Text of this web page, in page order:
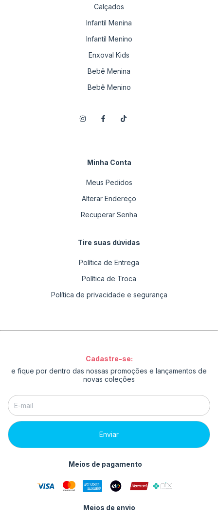
Calçados
Infantil Menina
Infantil Menino
Enxoval Kids
Bebê Menina
Bebê Menino
Minha Conta
Meus Pedidos
Alterar Endereço
Recuperar Senha
Tire suas dúvidas
Política de Entrega
Política de Troca
Política de privacidade e segurança
Cadastre-se:
e fique por dentro das nossas promoções e lançamentos de
novas coleções
Meios de pagamento
Meios de envio